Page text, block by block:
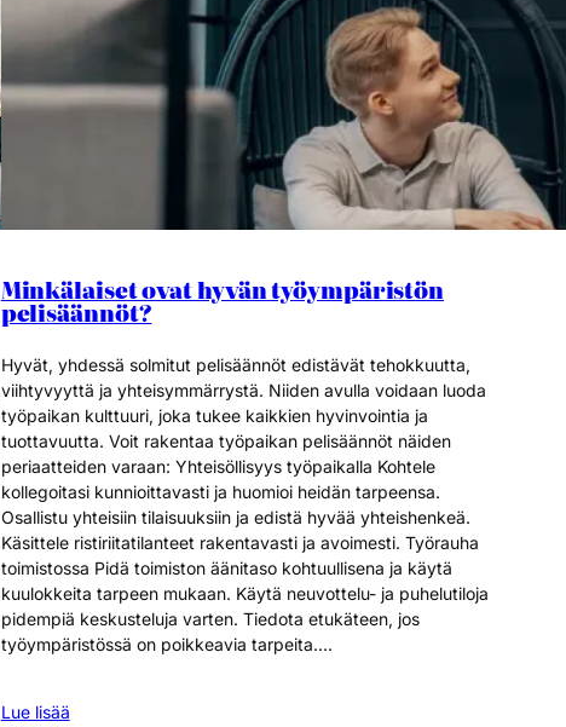
Minkälaiset ovat hyvän työympäristön
pelisäännöt?
Hyvät, yhdessä solmitut pelisäännöt edistävät tehokkuutta,
viihtyvyyttä ja yhteisymmärrystä. Niiden avulla voidaan luoda
työpaikan kulttuuri, joka tukee kaikkien hyvinvointia ja
tuottavuutta. Voit rakentaa työpaikan pelisäännöt näiden
periaatteiden varaan: Yhteisöllisyys työpaikalla Kohtele
kollegoitasi kunnioittavasti ja huomioi heidän tarpeensa.
Osallistu yhteisiin tilaisuuksiin ja edistä hyvää yhteishenkeä.
Käsittele ristiriitatilanteet rakentavasti ja avoimesti. Työrauha
toimistossa Pidä toimiston äänitaso kohtuullisena ja käytä
kuulokkeita tarpeen mukaan. Käytä neuvottelu- ja puhelutiloja
pidempiä keskusteluja varten. Tiedota etukäteen, jos
työympäristössä on poikkeavia tarpeita.…
Lue lisää